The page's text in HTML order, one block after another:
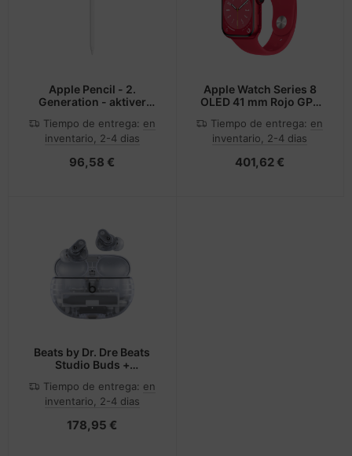
Apple Pencil - 2.
Generation - aktiver
Tiempo de entrega: en
inventario, 2-4 dias
96,58 €
Apple Watch Series 8
OLED 41 mm Rojo GPS
Tiempo de entrega: en
inventario, 2-4 dias
401,62 €
Beats by Dr. Dre Beats
Studio Buds +
Wireless Stereo (TWS)
Dentro de oído
Bluetooth Transparente
Tiempo de entrega: en
inventario, 2-4 dias
178,95 €